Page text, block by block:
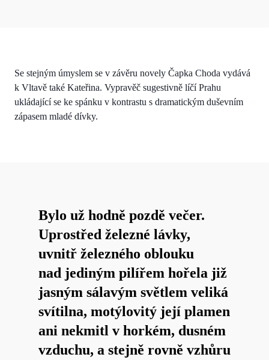
Se stejným úmyslem se v závěru novely Čapka Choda vydává
k Vltavě také Kateřina. Vypravěč sugestivně líčí Prahu
ukládající se ke spánku v kontrastu s dramatickým duševním
zápasem mladé dívky.
Bylo už hodně pozdě večer.
Uprostřed železné lávky,
uvnitř železného oblouku
nad jediným pilířem hořela již
jasným sálavým světlem veliká
svítilna, motýlovitý její plamen
ani nekmitl v horkém, dusném
vzduchu, a stejně rovně vzhůru